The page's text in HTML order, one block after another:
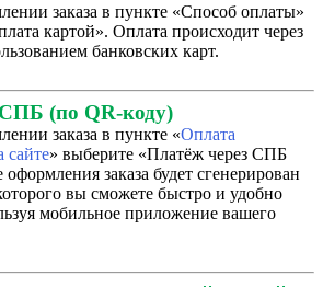
заказа в пункте «Способ оплаты»
картой». Оплата происходит через
банковских карт.
(по QR-коду)
заказа в пункте «Оплата
сайте» выберите «Платёж через СПБ
заказа будет сгенерирован
вы сможете быстро и удобно
мобильное приложение вашего